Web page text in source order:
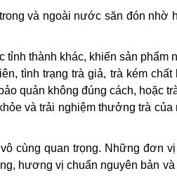
và ngoài nước săn đón nhờ
tỉnh thành khác, khiến sản phẩm
tình trạng trà giả, trà kém chất
quản không đúng cách, hoặc
và trải nghiệm thưởng trà của
cùng quan trọng. Những đơn
hương vị chuẩn nguyên bản